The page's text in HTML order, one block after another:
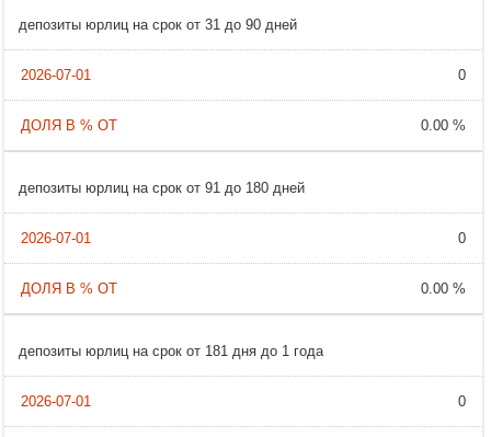
депозиты юрлиц на срок от 31 до 90 дней
0
0.00 %
депозиты юрлиц на срок от 91 до 180 дней
0
0.00 %
депозиты юрлиц на срок от 181 дня до 1 года
0